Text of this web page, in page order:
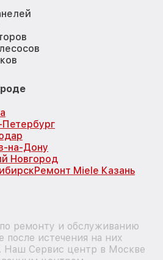
на-Дону
Новгород
Ремонт Miele Казань
ремонту и обслуживанию
после истечения на них
Наш Сервис центр в Москве